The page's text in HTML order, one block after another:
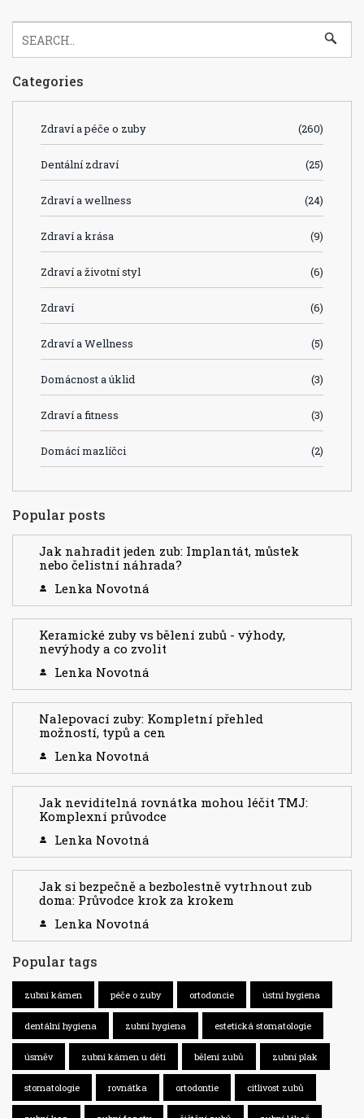
Categories
Zdraví a péče o zuby (260)
Dentální zdraví (25)
Zdraví a wellness (24)
Zdraví a krása (9)
Zdraví a životní styl (6)
Zdraví (6)
Zdraví a Wellness (5)
Domácnost a úklid (3)
Zdraví a fitness (3)
Domácí mazlíčci (2)
Popular posts
Jak nahradit jeden zub: Implantát, můstek
nebo čelistní náhrada?
Lenka Novotná
Keramické zuby vs bělení zubů - výhody,
nevýhody a co zvolit
Lenka Novotná
Nalepovací zuby: Kompletní přehled
možností, typů a cen
Lenka Novotná
Jak neviditelná rovnátka mohou léčit TMJ:
Komplexní průvodce
Lenka Novotná
Jak si bezpečně a bezbolestně vytrhnout zub
doma: Průvodce krok za krokem
Lenka Novotná
Popular tags
zubní kámen péče o zuby ortodoncie ústní hygiena
dentální hygiena zubní hygiena estetická stomatologie
úsměv zubní kámen u dětí bělení zubů zubní plak
stomatologie rovnátka ortodontie citlivost zubů